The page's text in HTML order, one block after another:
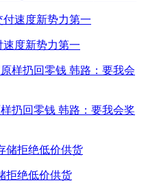
度新势力第一
扔回零钱 韩路：要我会奖
拒绝低价供货